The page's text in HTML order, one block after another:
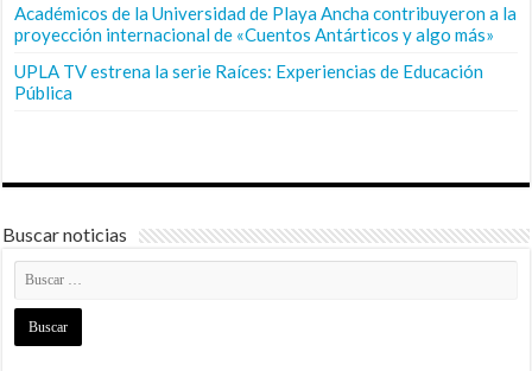
Académicos de la Universidad de Playa Ancha contribuyeron a la
proyección internacional de «Cuentos Antárticos y algo más»
UPLA TV estrena la serie Raíces: Experiencias de Educación
Pública
Buscar noticias